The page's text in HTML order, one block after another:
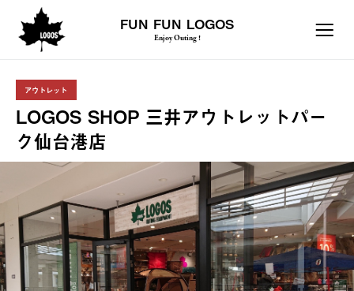
FUN FUN LOGOS
Enjoy Outing !
アウトレット
LOGOS SHOP 三井アウトレットパー
ク仙台港店